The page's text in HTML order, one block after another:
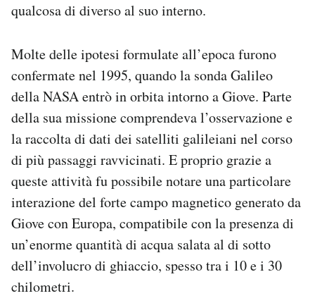
qualcosa di diverso al suo interno.
Molte delle ipotesi formulate all’epoca furono
confermate nel 1995, quando la sonda Galileo
della NASA entrò in orbita intorno a Giove. Parte
della sua missione comprendeva l’osservazione e
la raccolta di dati dei satelliti galileiani nel corso
di più passaggi ravvicinati. E proprio grazie a
queste attività fu possibile notare una particolare
interazione del forte campo magnetico generato da
Giove con Europa, compatibile con la presenza di
un’enorme quantità di acqua salata al di sotto
dell’involucro di ghiaccio, spesso tra i 10 e i 30
chilometri.